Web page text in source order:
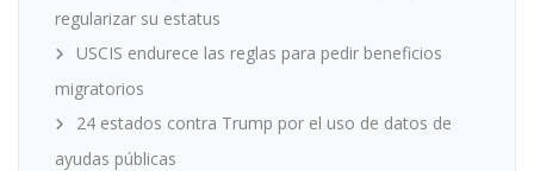
regularizar su estatus
USCIS endurece las reglas para pedir beneficios
migratorios
24 estados contra Trump por el uso de datos de
ayudas públicas